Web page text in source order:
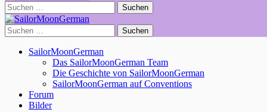
Suchen
nach:
Suchen
nach:
SailorMoonGerman
Das SailorMoonGerman Team
Die Geschichte von SailorMoonGerman
SailorMoonGerman auf Conventions
Forum
Bilder